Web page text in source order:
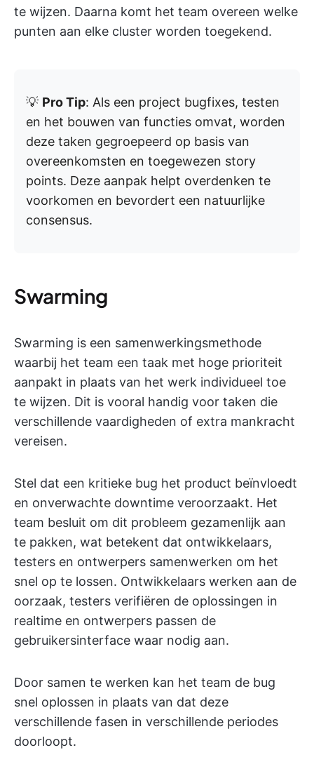
te wijzen. Daarna komt het team overeen welke
punten aan elke cluster worden toegekend.
💡 Pro Tip: Als een project bugfixes, testen
en het bouwen van functies omvat, worden
deze taken gegroepeerd op basis van
overeenkomsten en toegewezen story
points. Deze aanpak helpt overdenken te
voorkomen en bevordert een natuurlijke
consensus.
Swarming
Swarming is een samenwerkingsmethode
waarbij het team een taak met hoge prioriteit
aanpakt in plaats van het werk individueel toe
te wijzen. Dit is vooral handig voor taken die
verschillende vaardigheden of extra mankracht
vereisen.
Stel dat een kritieke bug het product beïnvloedt
en onverwachte downtime veroorzaakt. Het
team besluit om dit probleem gezamenlijk aan
te pakken, wat betekent dat ontwikkelaars,
testers en ontwerpers samenwerken om het
snel op te lossen. Ontwikkelaars werken aan de
oorzaak, testers verifiëren de oplossingen in
realtime en ontwerpers passen de
gebruikersinterface waar nodig aan.
Door samen te werken kan het team de bug
snel oplossen in plaats van dat deze
verschillende fasen in verschillende periodes
doorloopt.